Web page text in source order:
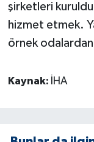
şirketleri
hizmet etmek.
örnek
Kaynak: İHA